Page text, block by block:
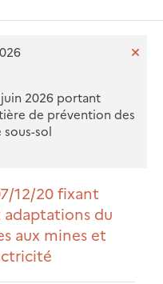
2026 portant
de prévention des
sol
12/20 fixant
du
aux mines et